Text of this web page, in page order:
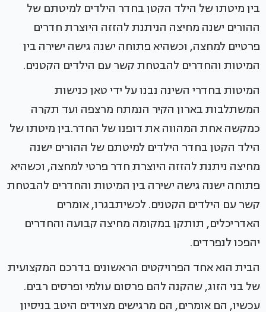
בין מיטתו של הילד הקטן בחדר הילדים למיטתם של
ההורים ישנה מחיצה הניתנת להזזה היוצרת חדרים
פרטיים למחצה, וכשהיא פתוחה ישנה גישה ישירה בין
המיטות והחדרים להבטחת קשר עם הילדים הקטנים.
המיטות בחדרי השינה נבנו על ידי טאן כנישות
המשתלבות בארון הקיר הנמתח מרצפה ועד תקרה
כמקשה אחת המהווה את דופנו של החדר.בין מיטתו של
הילד הקטן בחדר הילדים למיטתם של ההורים ישנה
מחיצה ניתנת להזזה היוצרת חדר פרטי למחצה, וכשהיא
פתוחה ישנה גישה ישירה בין המיטות והחדרים להבטחת
קשר עם הילדים הקטנים. לכשיתבגרו, אומרים
האדריכלים, תותקן במקומה מחיצה קבועה והחדרים
יהפכו לנפרדים.
הבית הוא אחד הפרויקטים הראשונים בדרכם המקצועית
של בני הזוג, שהקנה להם פרסום עולמי ופרסים רבים.
עכשיו, הם אומרים, הם מרגישים מצוידים היטב בניסיון